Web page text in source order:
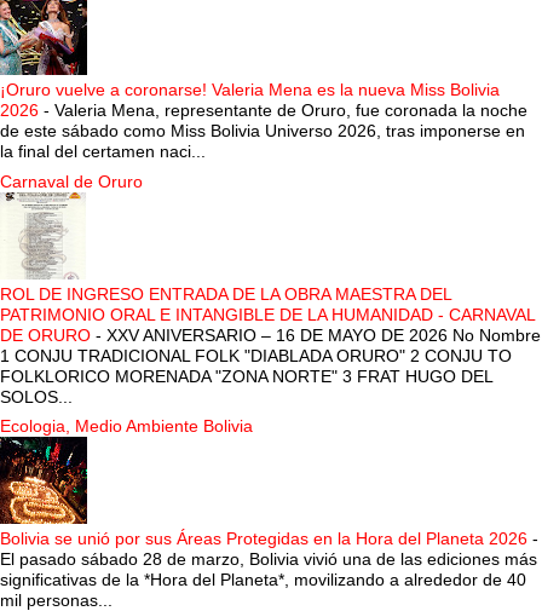
¡Oruro vuelve a coronarse! Valeria Mena es la nueva Miss Bolivia
2026 - Valeria Mena, representante de Oruro, fue coronada la noche
de este sábado como Miss Bolivia Universo 2026, tras imponerse en
la final del certamen naci...
Carnaval de Oruro
ROL DE INGRESO ENTRADA DE LA OBRA MAESTRA DEL
PATRIMONIO ORAL E INTANGIBLE DE LA HUMANIDAD - CARNAVAL
DE ORURO - XXV ANIVERSARIO – 16 DE MAYO DE 2026 No Nombre
1 CONJU TRADICIONAL FOLK "DIABLADA ORURO" 2 CONJU TO
FOLKLORICO MORENADA "ZONA NORTE" 3 FRAT HUGO DEL
SOLOS...
Ecologia, Medio Ambiente Bolivia
Bolivia se unió por sus Áreas Protegidas en la Hora del Planeta 2026 -
El pasado sábado 28 de marzo, Bolivia vivió una de las ediciones más
significativas de la *Hora del Planeta*, movilizando a alrededor de 40
mil personas...